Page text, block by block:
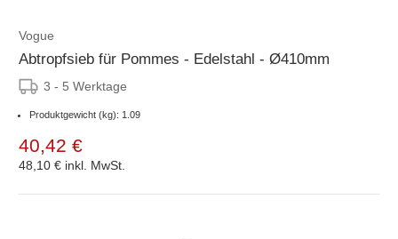
Vogue
Abtropfsieb für Pommes - Edelstahl - Ø410mm
3 - 5 Werktage
Produktgewicht (kg): 1.09
40,42 €
48,10 € inkl. MwSt.